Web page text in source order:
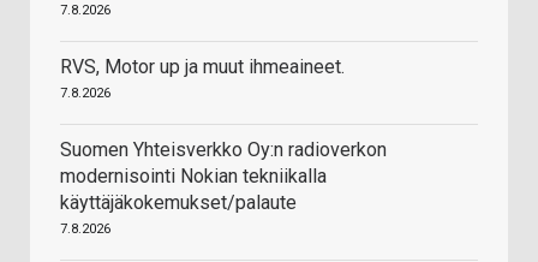
7.8.2026
RVS, Motor up ja muut ihmeaineet.
7.8.2026
Suomen Yhteisverkko Oy:n radioverkon
modernisointi Nokian tekniikalla
käyttäjäkokemukset/palaute
7.8.2026